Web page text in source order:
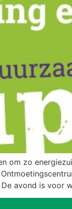
om zo
avond is voor